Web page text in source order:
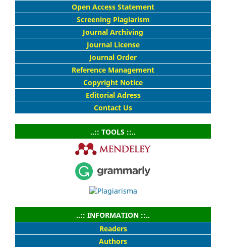
Open Access Statement
Screening Plagiarism
Journal Archiving
Journal License
Journal Order
Reference Management
Copyright Notice
Editorial Adress
Contact Us
..:: TOOLS ::..
..:: INFORMATION ::..
Readers
Authors